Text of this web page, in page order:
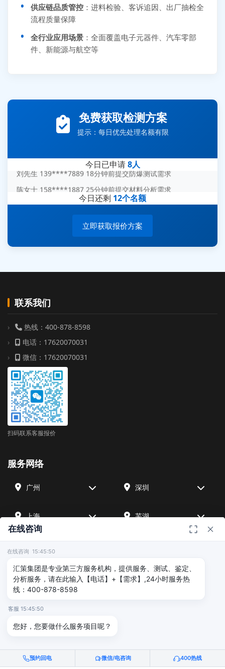
供应链品质管控 ：进料检验、客诉追因、出厂抽检全
流程质量保障
全行业应用场景 ：全面覆盖电子元器件、汽车零部
件、新能源与航空等
免费获取检测方案
提示：每日优先处理名额有限
今日已申请8人
张先生 138****5889 刚刚提交EMC报价需求
李女士 159****5393 3分钟前提交可靠性测试需求
王经理 186****9012 7分钟前提交并网/涉网试验需求
刘先生 139****7889 18分钟前提交防爆测试需求
杨经理 187****6696 30分钟前提交无人机测试需求
周总 136****0539 35分钟前提交机器人测试需求
今日还剩 12个名额
立即获取报价方案
联系我们
热线：400-878-8598
电话：17620070031
微信：17620070031
扫码联系客服报价
服务网络
广州 深圳
上海 芜湖
北京 武汉
友情链接
广州海沣检测 汇策可靠性检测
© 2026 深圳汇策众创空间管理有限公司 & 广州海沣检测认证有限公司
在线咨询
在线咨询 15:45:50
汇策集团是专业第三方服务机构，提供服务、测试、鉴定、
分析服务，请在此输入【电话】+【需求】,24小时服务热
线：400-878-8598
客服 15:45:50
您好，您要做什么服务项目呢？
预约回电 微信/电咨询 400热线